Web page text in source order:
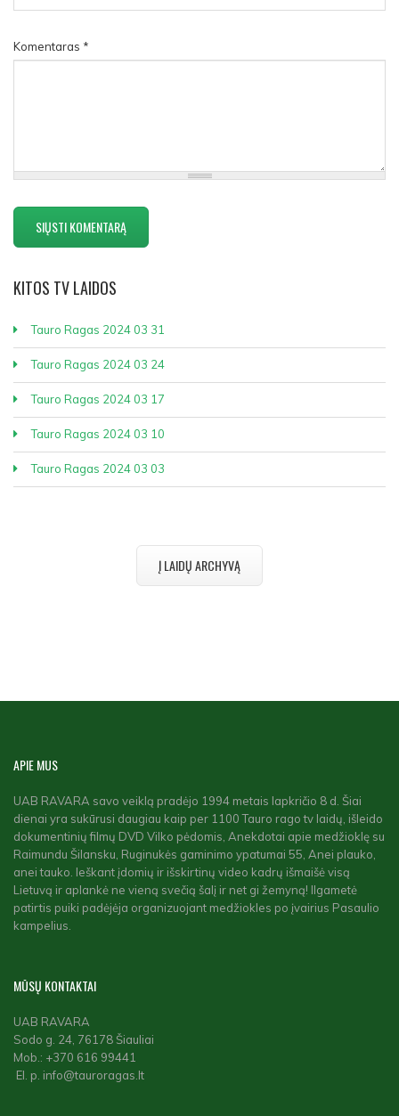
Komentaras *
KITOS TV LAIDOS
Tauro Ragas 2024 03 31
Tauro Ragas 2024 03 24
Tauro Ragas 2024 03 17
Tauro Ragas 2024 03 10
Tauro Ragas 2024 03 03
Į LAIDŲ ARCHYVĄ
APIEMUS
UAB RAVARA savo veiklą pradėjo 1994 metais lapkričio 8 d. Šiai
dienai yra sukūrusi daugiau kaip per 1100 Tauro rago tv laidų, išleido
dokumentinių filmų DVD Vilko pėdomis, Anekdotai apie medžioklę su
Raimundu Šilansku, Ruginukės gaminimo ypatumai 55, Anei plauko,
anei tauko. Ieškant įdomių ir išskirtinų video kadrų išmaišė visą
Lietuvą ir aplankė ne vieną svečią šalį ir net gi žemyną! Ilgametė
patirtis puiki padėjėja organizuojant medžiokles po įvairius Pasaulio
kampelius.
MŪSŲ KONTAKTAI
UAB RAVARA
Sodo g. 24, 76178 Šiauliai
Mob.: +370 616 99441
El. p. info@tauroragas.lt